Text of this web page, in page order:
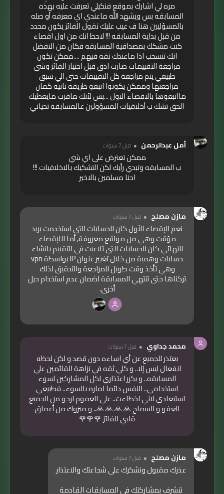
مره لي اشارك بموقع فنكيلي تعرفت عليه بهذه
المسابقه بس ويشهد الله ماعندي اي معرفه أو صله
بالمسؤليين هنا ف عيب عليك تقول الفائز يكون محدد
من قبل بداية المسابقه !!! لاحظ انك من اول اقصاء
كنت مشكك بمصداقية المسابقه فكان من الافضل
انك تنسحب اذا ماعندك ثقه فيهم ....ممكن تكون
مراجعة التقييمات صارت ادق قبل اختيار الفائز وشي
طبيعي يتم مراجعة كل التقييمات حتى الي سبق
مراجعتها وممكن يكونوا اتبعو طريقه ثانيه كمان
مااتبعوها بالاقصاء الاول ...بس لأنك مافزت مايعطيك
الحق تشك ب أخلاقيات المسؤولين عالمسابقه تحياتي
أمل عبدالرحمن قبل 7 سنوات
ممكن تعترض على اي شي
ب المسابقه وتبدي رأيك لكن التشكيك بالاخلاقيات !!!
احنا مسلمين بالاخير
مازن مصلح قبل 7 سنوات
نعم الإقصاء الأول كان للحسابات التي استخدمت بريد
مؤقت وهي من مواقع معروفة, أما اللإقصاء
النهائي كان للحسابات التي تلاعبت في التقييم بانشاء
حسابات وهمية من خلال تغيير عنوان IP بواسطة vpn
وهي تأخذ وقت طويل للمراجعة والتدقيق لذلك
تركناها حتى تنتهي المسابقة لضمان عدم استخدام حيل
أخرى.
محمد جداوي قبل 7 سنوات
بعتذر للجميع عن أي اساءه دون قصد و لكن لحظه
انفعال ليس إلا.. و كلي ثقه في نزاهة القائمين علي
المسابقه.. و بكرر اعتذاري لكل المشاركين لسوء
استخدامي.. النفس دائما اماره بالسوء.. فطبيعي
استبعادي لاني اخطاءت.. علي العموم ارجو من الجميع
العفو و السماح 🙏 🙏 🙏 🙏.. و مبروك من أعماق
قلبي للفائز 🌹🌹🌹
مازن مصلح قبل 7 سنوات
عذرك مقبول ونشكرك على شجاعتك والاعتذار
نتشرف بمشاركتك في المسابقات القادمة